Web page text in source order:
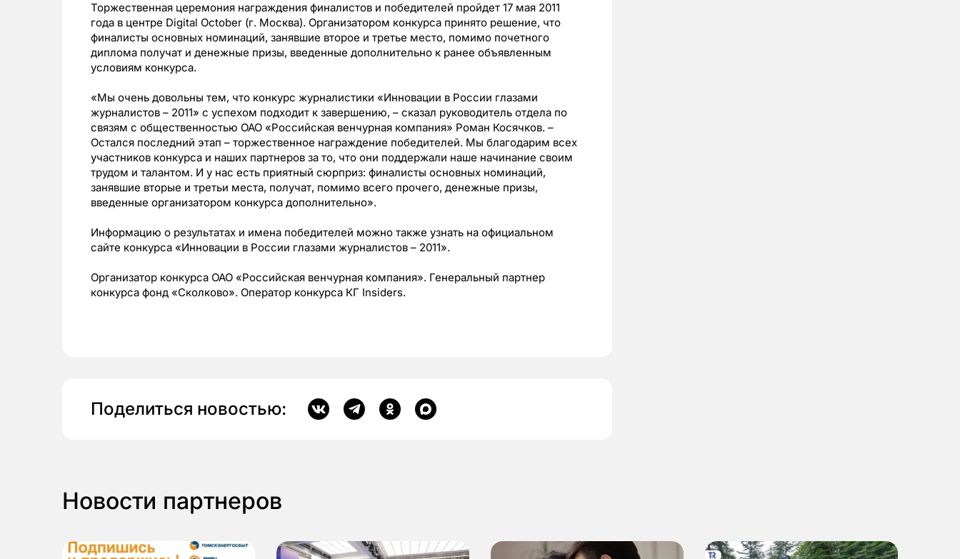
Торжественная церемония награждения финалистов и победителей пройдет 17 мая 2011
года в центре Digital October (г. Москва). Организатором конкурса принято решение, что
финалисты основных номинаций, занявшие второе и третье место, помимо почетного
диплома получат и денежные призы, введенные дополнительно к ранее объявленным
условиям конкурса.
«Мы очень довольны тем, что конкурс журналистики «Инновации в России глазами
журналистов – 2011» с успехом подходит к завершению, – сказал руководитель отдела по
связям с общественностью ОАО «Российская венчурная компания» Роман Косячков. –
Остался последний этап – торжественное награждение победителей. Мы благодарим всех
участников конкурса и наших партнеров за то, что они поддержали наше начинание своим
трудом и талантом. И у нас есть приятный сюрприз: финалисты основных номинаций,
занявшие вторые и третьи места, получат, помимо всего прочего, денежные призы,
введенные организатором конкурса дополнительно».
Информацию о результатах и имена победителей можно также узнать на официальном
сайте конкурса «Инновации в России глазами журналистов – 2011».
Организатор конкурса ОАО «Российская венчурная компания». Генеральный партнер
конкурса фонд «Сколково». Оператор конкурса КГ Insiders.
Поделиться новостью:
Новости партнеров